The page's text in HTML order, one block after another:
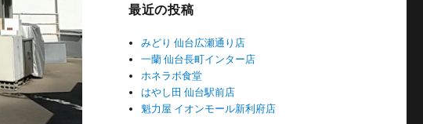
最近の投稿
みどり 仙台広瀬通り店
一蘭 仙台長町インター店
ホネラボ食堂
はやし田 仙台駅前店
魁力屋 イオンモール新利府店